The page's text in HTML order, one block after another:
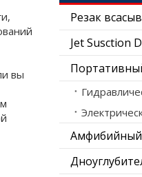
вы
Резак
Jet Susction